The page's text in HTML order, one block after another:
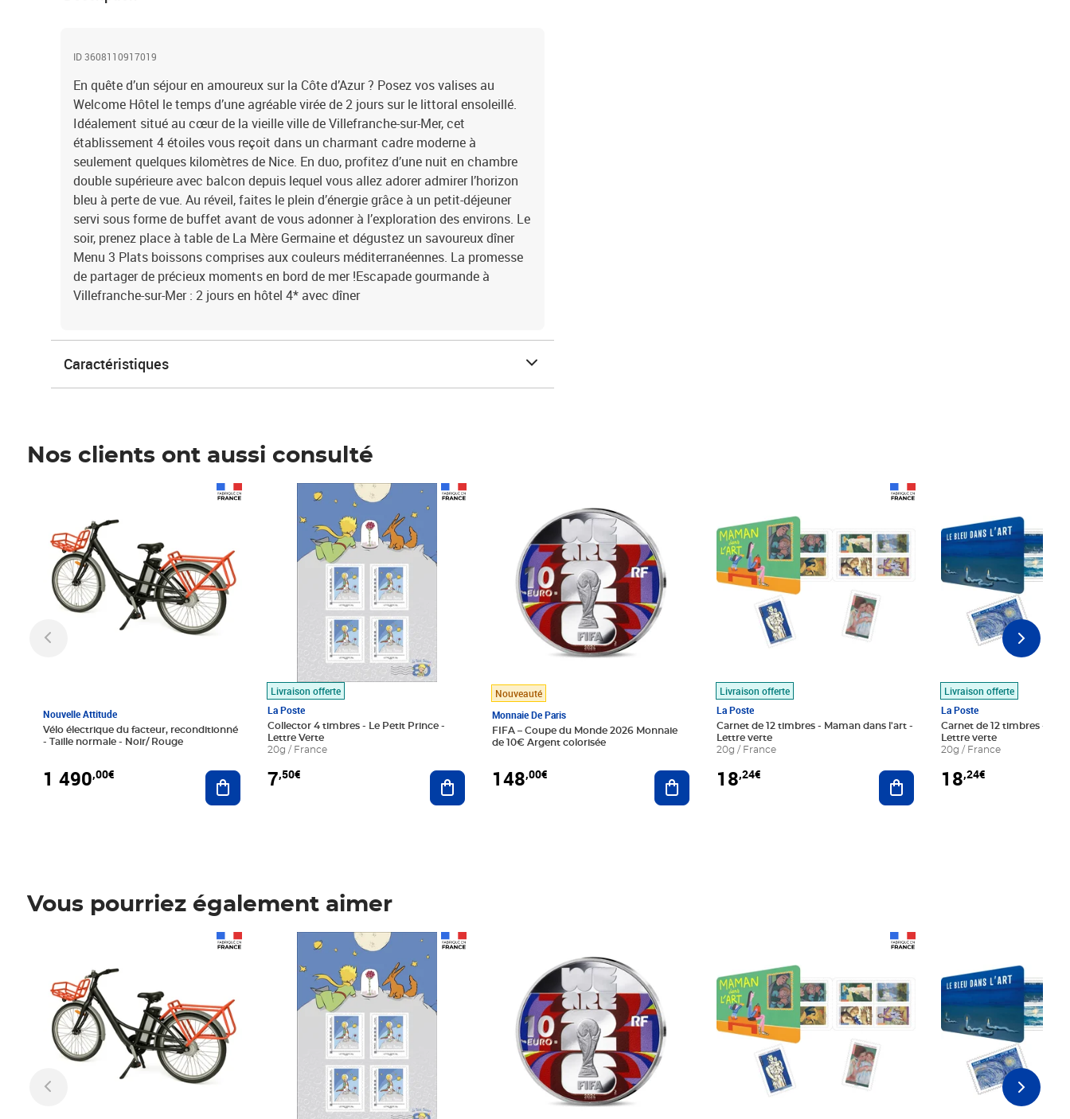
ID 3608110917019
En quête d’un séjour en amoureux sur la Côte d’Azur ? Posez vos valises au
Welcome Hôtel le temps d’une agréable virée de 2 jours sur le littoral ensoleillé.
Idéalement situé au cœur de la vieille ville de Villefranche-sur-Mer, cet
établissement 4 étoiles vous reçoit dans un charmant cadre moderne à
seulement quelques kilomètres de Nice. En duo, profitez d’une nuit en chambre
double supérieure avec balcon depuis lequel vous allez adorer admirer l’horizon
bleu à perte de vue. Au réveil, faites le plein d’énergie grâce à un petit-déjeuner
servi sous forme de buffet avant de vous adonner à l’exploration des environs. Le
soir, prenez place à table de La Mère Germaine et dégustez un savoureux dîner
Menu 3 Plats boissons comprises aux couleurs méditerranéennes. La promesse
de partager de précieux moments en bord de mer !Escapade gourmande à
Villefranche-sur-Mer : 2 jours en hôtel 4* avec dîner
Caractéristiques
Nos clients ont aussi consulté
Nouvelle Attitude
Vélo électrique du facteur, reconditionné
- Taille normale - Noir/ Rouge
1 490,00€ Ajouter au panier
Livraison offerte
La Poste
Collector 4 timbres - Le Petit Prince -
Lettre Verte
20g / France
7,50€
Prix 7,50€
Ajouter au panier
Nouveauté
Monnaie De Paris
FIFA – Coupe du Monde 2026 Monnaie
de 10€ Argent colorisée
148,00€ Ajouter au panier
Livraison offerte
La Poste
Carnet de 12 timbres - Maman dans l'art -
Lettre verte
20g / France
18,24€ Ajouter au panier
Livraison offerte
La Poste
Carnet de 12 timbres - Le
Lettre verte
20g / France
18,24€
Vous pourriez également aimer
Prix 7,50€